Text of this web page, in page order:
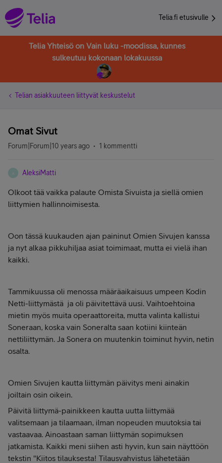
Telia.fi etusivulle
Telia Yhteisö on Vain luku -moodissa, kunnes
sulkeutuu kokonaan lokakuussa
Telian asiakkuuteen liittyvät keskustelut
Omat Sivut
Forum|Forum|10 years ago 1 kommentti
A AleksiMatti
Olkoot tää vaikka palaute Omista Sivuista ja siellä omien
liittymien hallinnoimisesta.
Oon tässä kuukauden ajan paininut Omien Sivujen kanssa
ja nyt alkaa pikkuhiljaa asiat toimimaat, mutta ei vielä ihan
kaikki.
Tammikuussa oli menossa määräaikaisuus umpeen Kodin
Netti-liittymästä ja oli päivitettävä uusi. Vaihtoehtoina
mietin myös muita operaattoreita, mutta valinta kallistui
Soneraan, koska vain Soneralta saan kotiini kiinteän
nettiliittymän. Ja Sonera on muutenkin toiminut hyvin, netin
osalta.
Omien Sivujen kautta liittymän päivitys meni ainakin
joiltain osin oikein.
Päivitä liittymä-painikkeen kautta uutta liittymää
valitsemaan ja tilaamaan, ilman nopeuden muutoksia tai
vastaavaa. Ainoastaan saman liittymän sopimuksen
jatkamista. Kaikki meni siihen asti hyvin, kun sain näyttöön
tekstin "Kiitos tilauksesta! Tilausvahvistus lähetetään